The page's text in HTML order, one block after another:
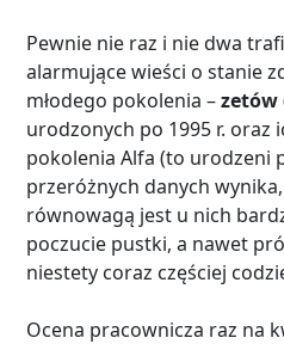
Pewnie nie raz i nie dwa
alarmujące wieści o stanie
młodego pokolenia –zetów
urodzonych po 1995 r. oraz
pokolenia Alfa (to urodzeni
przeróżnych danych
równowagą jest u nich
poczucie pustki, a nawet
niestety coraz częściej
Ocena pracownicza raz na